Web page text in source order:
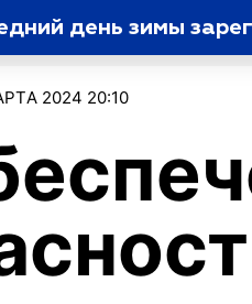
день зимы
2024 20:10